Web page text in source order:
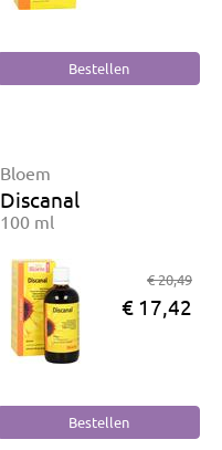
Bloem
Discanal
100 ml
€ 20,49
€ 17,42